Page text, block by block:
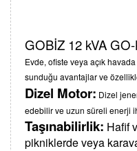
GOBİZ 12 kVA
Evde, ofiste veya açık
sunduğu avantajlar ve
Dizel Motor: Dizel
edebilir ve uzun süreli enerji
Taşınabilirlik: Hafif
pikniklerde veya